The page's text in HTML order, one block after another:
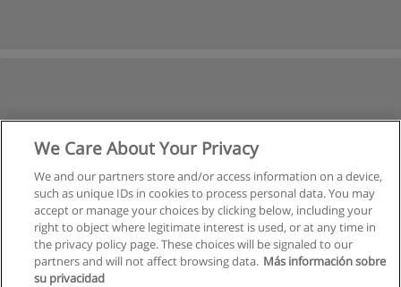
We Care About Your Privacy
We and our partners store and/or access information on a device,
such as unique IDs in cookies to process personal data. You may
accept or manage your choices by clicking below, including your
right to object where legitimate interest is used, or at any time in
the privacy policy page. These choices will be signaled to our
partners and will not affect browsing data. Más información sobre
su privacidad